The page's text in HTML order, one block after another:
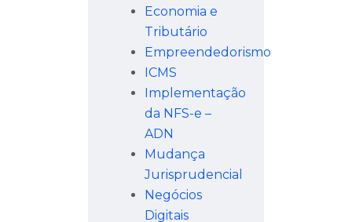
Economia e
Tributário
Empreendedorismo
ICMS
Implementação
da NFS-e –
ADN
Mudança
Jurisprudencial
Negócios
Digitais